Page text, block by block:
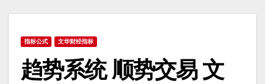
指标公式 文华财经指标
趋势系统 顺势交易 文